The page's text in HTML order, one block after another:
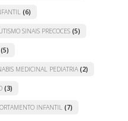
(6)
SINAIS PRECOCES (5)
(5)
MEDICINAL PEDIATRIA (2)
(3)
INFANTIL (7)